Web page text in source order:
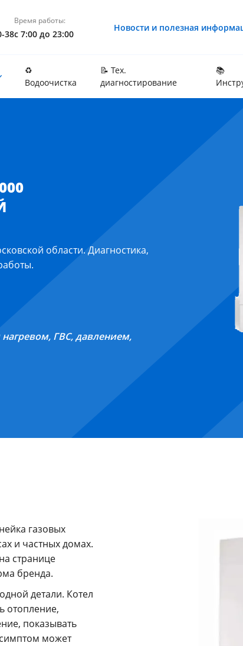
38
Время работы:
с 7:00 до 23:00
Новости и полезная
♻️
Водоочистка
📝 Тех.
диагностирование
📚
области. Диагностика,
ГВС, давлением,
газовых
и частных домах.
странице
бренда.
детали. Котел
отопление,
показывать
может